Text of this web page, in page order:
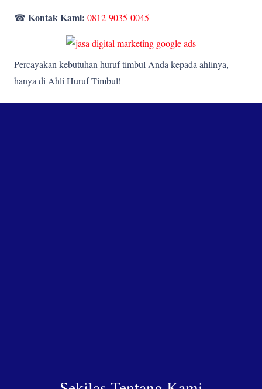
☎ Kontak Kami: 0812-9035-0045
Percayakan kebutuhan huruf timbul Anda kepada ahlinya,
hanya di Ahli Huruf Timbul!